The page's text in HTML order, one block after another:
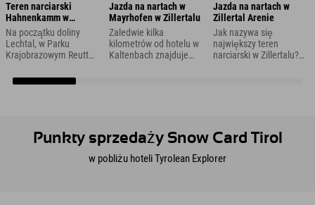
Teren narciarski
Hahnenkamm w
pobliżu Reutte
Na początku doliny
Lechtal, w Parku
Krajobrazowym Reutte
ośrodek narciarski
Hahnenkamm
całej rodzinie.
Jazda na nartach w
Mayrhofen w Zillertalu
Zaledwie kilka
kilometrów od hotelu w
Kaltenbach znajduje
Jazda na nartach w
Zillertal Arenie
Jak nazywa się
największy teren
narciarski w Zillertalu?
niekończącą się
przyjemnością jazdy na
nartach.
Punkty sprzedaży Snow Card Tirol
w pobliżu hoteli Tyrolean Explorer